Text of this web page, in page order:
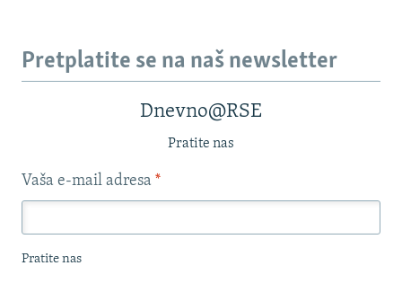
Pretplatite se na naš newsletter
Dnevno@RSE
Pratite nas
Vaša e-mail adresa *
Pratite nas